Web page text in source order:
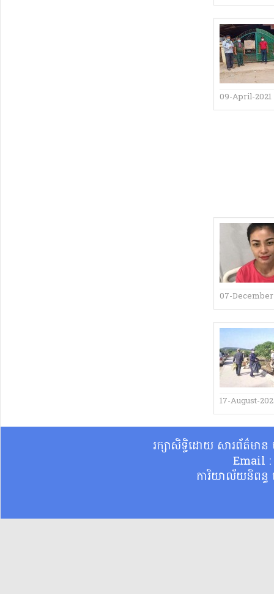
09-April-2021
07-
17-August-
រក្សាសិទ្ធិដោយ សារព័ត៌មា
Email
ការិយាល័យនិពន្ធ